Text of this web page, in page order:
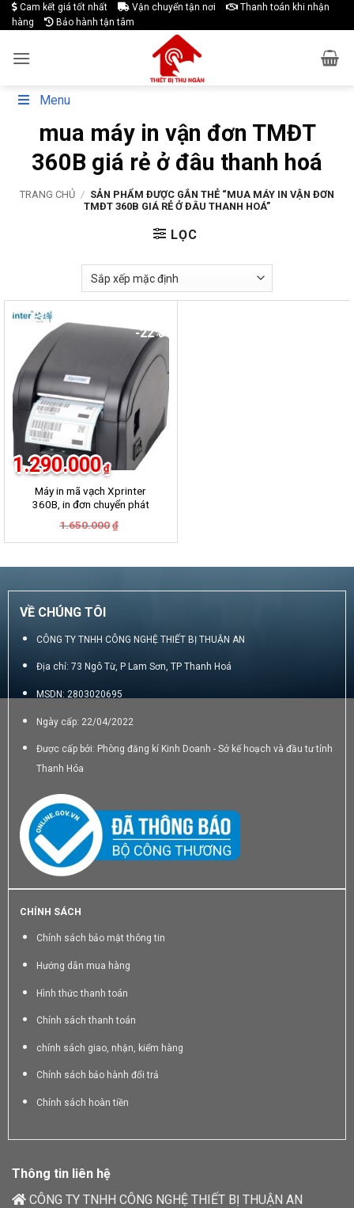
Skip
to
Cam kết giá tốt nhất Vận chuyển tận nơi
Thanh toán khi nhận
hàng
Bảo hành tận tâm
Menu
mua máy in vận đơn TMĐT
360B giá rẻ ở đâu thanh hoá
TRANG CHỦ / SẢN PHẨM ĐƯỢC GẮN THẺ “MUA MÁY IN VẬN ĐƠN
TMĐT 360B GIÁ RẺ Ở ĐÂU THANH HOÁ”
LỌC
-22%
Máy in mã vạch Xprinter
360B, in đơn chuyển phát
VNpost, Best, J&T
1.650.000 ₫
là:
1.290.000 ₫
tại
1.290.000₫.
VỀ CHÚNG TÔI
CÔNG TY TNHH CÔNG NGHỆ THIẾT BỊ THUẬN AN
Địa chỉ: 73 Ngô Từ, P Lam Sơn, TP Thanh Hoá
MSDN: 2803020695
Ngày cấp: 22/04/2022
Được cấp bởi: Phòng đăng kí Kinh Doanh - Sở kế hoạch và đầu tư tỉnh
Thanh Hóa
CHÍNH SÁCH
Chính sách bảo mật thông tin
Hướng dẫn mua hàng
Hình thức thanh toán
Chính sách thanh toán
chính sách giao, nhận, kiểm hàng
Chính sách bảo hành đổi trả
Chính sách hoàn tiền
Thông tin liên hệ
CÔNG TY TNHH CÔNG NGHỆ THIẾT BỊ THUẬN AN